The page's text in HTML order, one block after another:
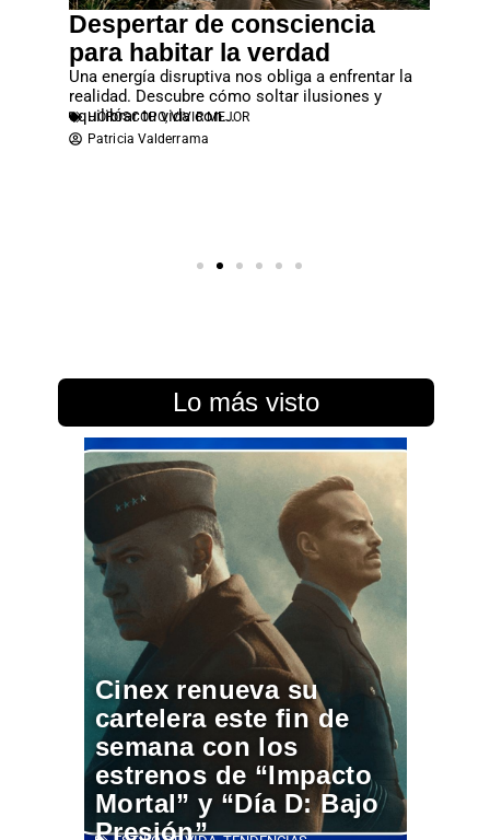
Despertar de consciencia
para habitar la verdad
Una energía disruptiva nos obliga a enfrentar la
realidad. Descubre cómo soltar ilusiones y
equilibrar tu vida con...
HORÓSCOPO,VIVIR MEJOR
Patricia Valderrama
Lo más visto
Cinex renueva su
cartelera este fin de
semana con los
estrenos de “Impacto
Mortal” y “Día D: Bajo
Presión”